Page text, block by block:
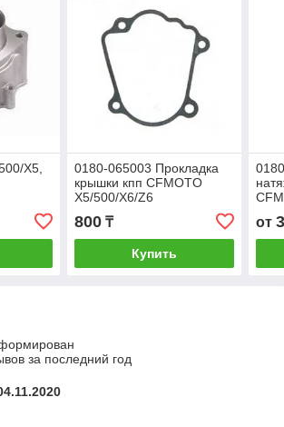
X5,
0180-065003 Прокладка
крышки кпп CFMOTO
X5/500/X6/Z6
800₸
Купить
от
за последний год